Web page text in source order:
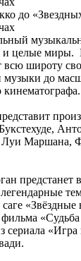
и целые миры.
всю широту
музыки до
кинематографа.
Луи Маршана,
предстанет
«Судьба
сериала «Игра